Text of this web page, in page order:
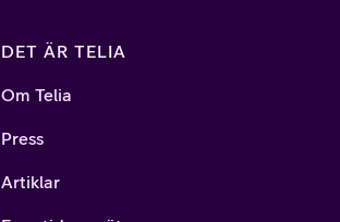
DET ÄR TELIA
Om Telia
Press
Artiklar